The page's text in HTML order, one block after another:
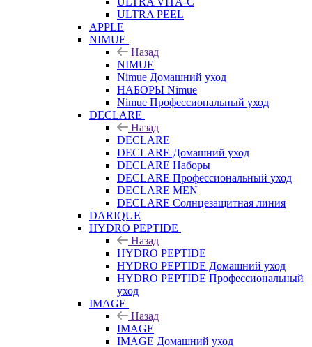
ULTRA PEEL
APPLE
NIMUE
Назад
NIMUE
Nimue Домашний уход
НАБОРЫ Nimue
Nimue Профессиональный уход
DECLARE
Назад
DECLARE
DECLARE Домашний уход
DECLARE Наборы
DECLARE Профессиональный уход
DECLARE MEN
DECLARE Солнцезащитная линия
DARIQUE
HYDRO PEPTIDE
Назад
HYDRO PEPTIDE
HYDRO PEPTIDE Домашний уход
HYDRO PEPTIDE Профессиональный
уход
IMAGE
Назад
IMAGE
IMAGE Домашний уход